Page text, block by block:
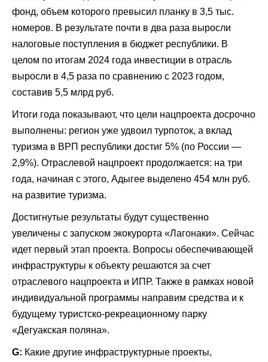
фонд, объем которого превысил планку в 3,5 тыс.
номеров. В результате почти в два раза выросли
налоговые поступления в бюджет республики. В
целом по итогам 2024 года инвестиции в отрасль
выросли в 4,5 раза по сравнению с 2023 годом,
составив 5,5 млрд руб.
Итоги года показывают, что цели нацпроекта досрочно
выполнены: регион уже удвоил турпоток, а вклад
туризма в ВРП республики достиг 5% (по России —
2,9%). Отраслевой нацпроект продолжается: на три
года, начиная с этого, Адыгее выделено 454 млн руб.
на развитие туризма.
Достигнутые результаты будут существенно
увеличены с запуском экокурорта «Лагонаки». Сейчас
идет первый этап проекта. Вопросы обеспечивающей
инфраструктуры к объекту решаются за счет
отраслевого нацпроекта и ИПР. Также в рамках новой
индивидуальной программы направим средства и к
будущему туристско-рекреационному парку
«Дегуакская поляна».
G: Какие другие инфраструктурные проекты,